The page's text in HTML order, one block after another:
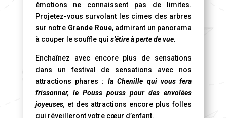
émotions ne connaissent pas de limites.
Projetez-vous survolant les cimes des arbres
sur notre Grande Roue, admirant un panorama
à couper le souffle qui s’étire à perte de vue.
Enchaînez avec encore plus de sensations
dans un festival de sensations avec nos
attractions phares : la Chenille qui vous fera
frissonner, le Pouss pouss pour des envolées
joyeuses, et des attractions encore plus folles
qui réveilleront votre cœur d’enfant.